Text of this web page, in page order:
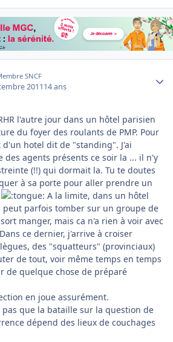
SNCF
201114 ans
l'autre jour dans un hôtel parisien
du foyer des roulants de PMP. Pour
d'un hotel dit de "standing". J'ai
des agents présents ce soir la ... il n'y
(!!) qui dormait la. Tu te doutes
à sa porte pour aller prendre un
A la limite, dans un hôtel
peut parfois tomber sur un groupe de
manger, mais ca n'a rien à voir avec
ce dernier, j'arrive à croiser
des "squatteurs" (provinciaux)
de tout, voir même temps en temps
de quelque chose de préparé
en joue assurément.
que la bataille sur la question de
dépend des lieux de couchages